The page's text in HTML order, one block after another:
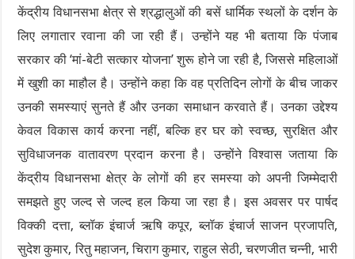
केंद्रीय विधानसभा क्षेत्र से श्रद्धालुओं की बसें धार्मिक स्थलों के दर्शन के
लिए लगातार रवाना की जा रही हैं। उन्होंने यह भी बताया कि पंजाब
सरकार की ‘मां-बेटी सत्कार योजना’ शुरू होने जा रही है, जिससे महिलाओं
में खुशी का माहौल है। उन्होंने कहा कि वह प्रतिदिन लोगों के बीच जाकर
उनकी समस्याएं सुनते हैं और उनका समाधान करवाते हैं। उनका उद्देश्य
केवल विकास कार्य करना नहीं, बल्कि हर घर को स्वच्छ, सुरक्षित और
सुविधाजनक वातावरण प्रदान करना है। उन्होंने विश्वास जताया कि
केंद्रीय विधानसभा क्षेत्र के लोगों की हर समस्या को अपनी जिम्मेदारी
समझते हुए जल्द से जल्द हल किया जा रहा है। इस अवसर पर पार्षद
विक्की दत्ता, ब्लॉक इंचार्ज ऋषि कपूर, ब्लॉक इंचार्ज साजन प्रजापति,
सुदेश कुमार, रितु महाजन, चिराग कुमार, राहुल सेठी, चरणजीत चन्नी, भारी